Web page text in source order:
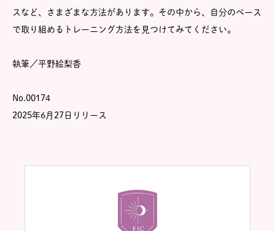
スなど、さまざまな方法があります。その中から、自分のペース
で取り組めるトレーニング方法を見つけてみてください。
執筆／平野絵梨香
No.00174
2025年6月27日リリース